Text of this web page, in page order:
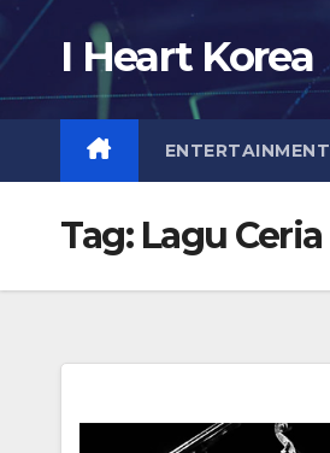
Skip
to
content
I Heart Korea
ENTERTAINMENT
Tag: Lagu Ceria